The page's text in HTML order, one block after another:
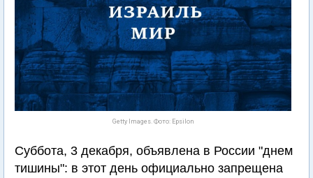
Getty Images. Фото: Epsilon
Суббота, 3 декабря, объявлена в России "днем
тишины": в этот день официально запрещена